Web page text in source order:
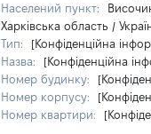
Населений пункт:
Харківська область /
Тип:
[Конфіденційна
Назва:
[Конфіденційна
Номер будинку:
Номер корпусу:
Номер квартири: